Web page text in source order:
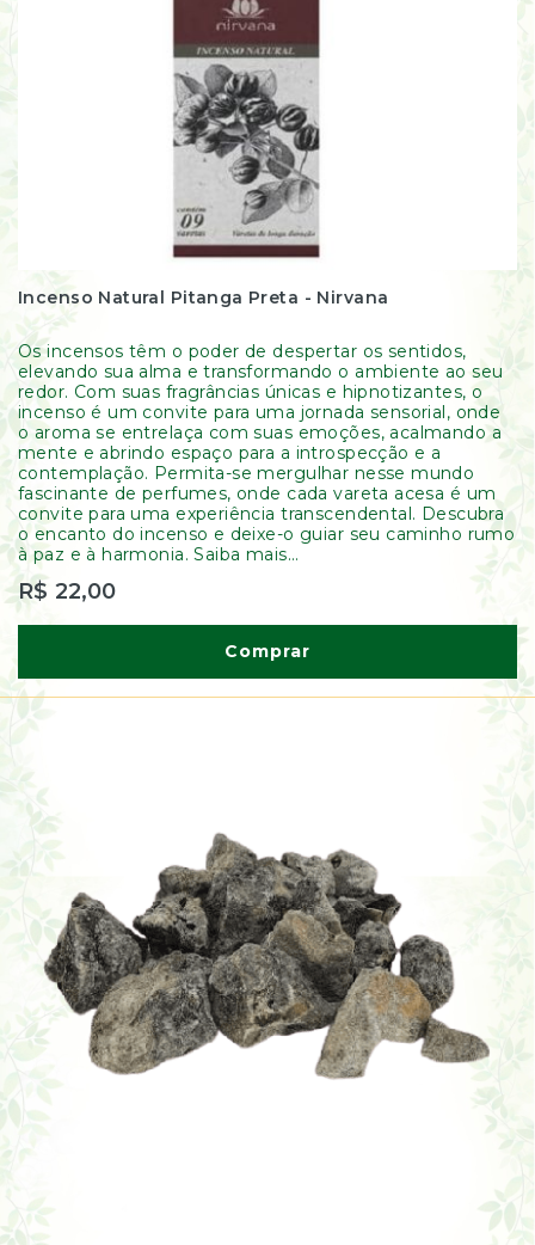
Incenso Natural Pitanga Preta - Nirvana
Os incensos têm o poder de despertar os sentidos,
elevando sua alma e transformando o ambiente ao seu
redor. Com suas fragrâncias únicas e hipnotizantes, o
incenso é um convite para uma jornada sensorial, onde
o aroma se entrelaça com suas emoções, acalmando a
mente e abrindo espaço para a introspecção e a
contemplação. Permita-se mergulhar nesse mundo
fascinante de perfumes, onde cada vareta acesa é um
convite para uma experiência transcendental. Descubra
o encanto do incenso e deixe-o guiar seu caminho rumo
à paz e à harmonia. Saiba mais...
R$ 22,00
Comprar